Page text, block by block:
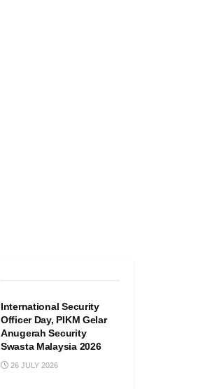
International Security
Officer Day, PIKM Gelar
Anugerah Security
Swasta Malaysia 2026
26 JULY 2026